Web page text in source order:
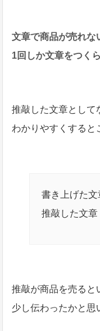
文章で商品が売れな
1回しか文章をつく
推敲した文章として
わかりやすくすると
書き上げた
推敲した文章
推敲が商品を売ると
少し伝わったかと思